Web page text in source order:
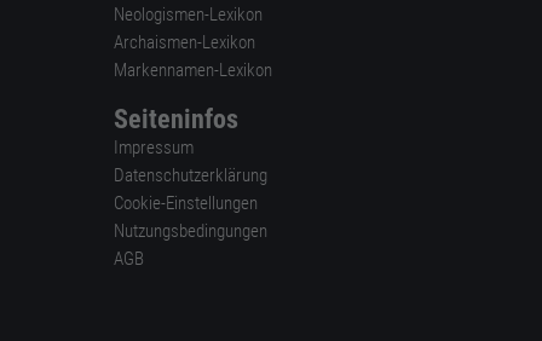
Neologismen-Lexikon
Archaismen-Lexikon
Markennamen-Lexikon
Seiteninfos
Impressum
Datenschutzerklärung
Cookie-Einstellungen
Nutzungsbedingungen
AGB